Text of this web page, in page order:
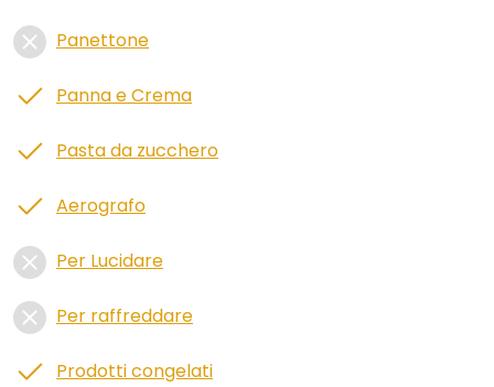
Panettone
Panna e Crema
Pasta da zucchero
Aerografo
Per Lucidare
Per raffreddare
Prodotti congelati